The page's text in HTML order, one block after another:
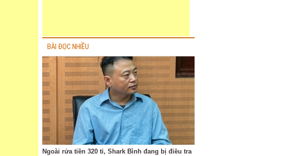
BÀI ĐỌC NHIỀU
Ngoài rửa tiền 320 tỉ, Shark Bình đang bị điều tra